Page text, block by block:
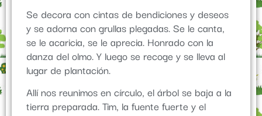
Se decora con cintas de bendiciones y deseos
y se adorna con grullas plegadas. Se le canta,
se le acaricia, se le aprecia. Honrado con la
danza del olmo. Y luego se recoge y se lleva al
lugar de plantación.
Allí nos reunimos en círculo, el árbol se baja a la
tierra preparada. Tim, la fuente fuerte y el